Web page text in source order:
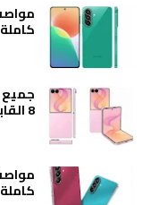
كاملة
8 القابل للطي
كاملة